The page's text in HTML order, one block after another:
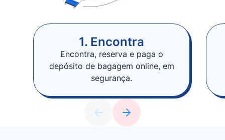
1. Encontra
Encontra, reserva e paga o
depósito de bagagem online, em
segurança.